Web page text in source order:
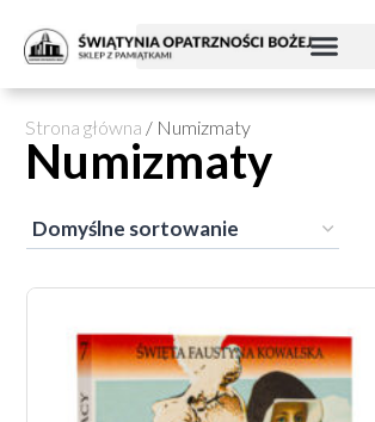
Strona główna / Numizmaty
Numizmaty